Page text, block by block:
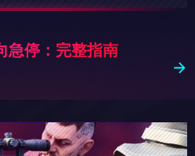
急停：完整指南